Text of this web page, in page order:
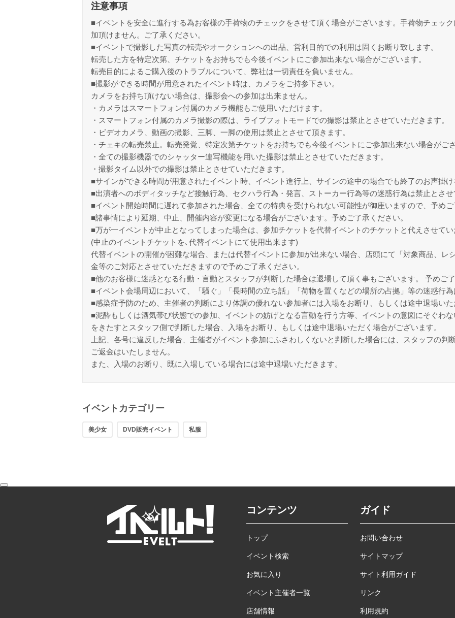
注意事項
■イベントを安全に進行する為お客様の手荷物のチェックをさせて頂く場合がございます。手荷物チェッ
加頂けません。ご了承ください。
■イベントで撮影した写真の転売やオークションへの出品、営利目的での利用は固くお断り致します。
転売した方を特定次第、チケットをお持ちでも今後イベントにご参加出来ない場合がございます。
転売目的によるご購入後のトラブルについて、弊社は一切責任を負いません。
■撮影ができる時間が用意されたイベント時は、カメラをご持参下さい。
カメラをお持ち頂けない場合は、撮影会への参加は出来ません。
・カメラはスマートフォン付属のカメラ機能もご使用いただけます。
・スマートフォン付属のカメラ撮影の際は、ライブフォトモードでの撮影は禁止とさせていただきます。
・ビデオカメラ、動画の撮影、三脚、一脚の使用は禁止とさせて頂きます。
・チェキの転売禁止。転売発覚、特定次第チケットをお持ちでも今後イベントにご参加出来ない場合がご
・全ての撮影機器でのシャッター連写機能を用いた撮影は禁止とさせていただきます。
・撮影タイム以外での撮影は禁止とさせていただきます。
■サインができる時間が用意されたイベント時、イベント進行上、サインの途中の場合でも終了のお声掛
■出演者へのボディタッチなど接触行為、セクハラ行為・発言、ストーカー行為等の迷惑行為は禁止とさ
■イベント開始時間に遅れて参加された場合、全ての特典を受けられない可能性が御座いますので、予め
■諸事情により延期、中止、開催内容が変更になる場合がございます。予めご了承ください。
■万が一イベントが中止となってしまった場合は、参加チケットを代替イベントのチケットと代えさせて
(中止のイベントチケットを､代替イベントにて使用出来ます)
代替イベントの開催が困難な場合、または代替イベントに参加が出来ない場合、店頭にて「対象商品、レ
金等のご対応とさせていただきますので予めご了承ください。
■他のお客様に迷惑となる行動・言動とスタッフが判断した場合は退場して頂く事もございます。 予めご
■イベント会場周辺において、「騒ぐ」「長時間の立ち話」「荷物を置くなどの場所の占拠」等の迷惑行
■感染症予防のため、主催者の判断により体調の優れない参加者には入場をお断り、もしくは途中退場い
■泥酔もしくは酒気帯び状態での参加、イベントの妨げとなる言動を行う方等、イベントの意図にそぐわ
をきたすとスタッフ側で判断した場合、入場をお断り、もしくは途中退場いただく場合がございます。
上記、各号に違反した場合、主催者がイベント参加にふさわしくないと判断した場合には、スタッフの判
ご返金はいたしません。
また、入場のお断り、既に入場している場合には途中退場いただきます。
イベントカテゴリー
美少女 DVD販売イベント 私服
コンテンツ
トップ
イベント検索
お気に入り
イベント主催者一覧
店舗情報
ガイド
お問い合わせ
サイトマップ
サイト利用ガイド
リンク
利用規約